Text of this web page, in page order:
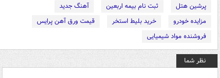
پرشین هتل
ثبت نام بیمه اربعین
آهنگ جدید
مزایده خودرو
خرید بلیط استخر
قیمت ورق آهن پرایس
فروشنده مواد شیمیایی
نظر شما